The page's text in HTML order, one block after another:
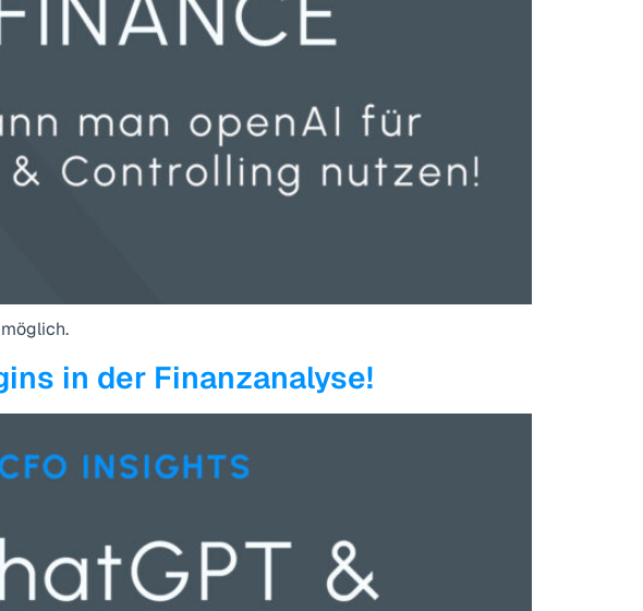
in der Finanzanalyse!